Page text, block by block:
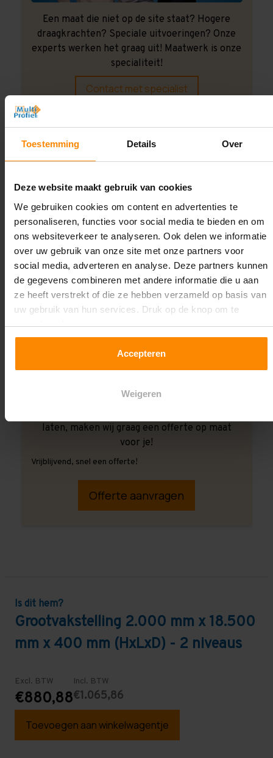
Toestemming Details Over
Deze website maakt gebruik van cookies
We gebruiken cookies om content en advertenties te
personaliseren, functies voor social media te bieden en om
ons websiteverkeer te analyseren. Ook delen we informatie
over uw gebruik van onze site met onze partners voor
social media, adverteren en analyse. Deze partners kunnen
de gegevens combineren met andere informatie die u aan
ze heeft verstrekt of die ze hebben verzameld op basis van
uw gebruik van hun services. Druk op de knop om te
accepteren!
Accepteren
Weigeren
Een maat die niet op de site staat? Hogere
draagkrachten? Speciale uitvoeringen? Onze
experts werken het graag uit! Maatwerk is onze
specialiteit!
Contact met specialist
Montage uitbesteden?
Laat ons het doen!
laten, maken wij graag een offerte op maat
voor je!
Vrijblijvend, snel een offerte!
Offerte aanvragen
Is dit hem?
Grootvakstelling 2.000 mm x 18.500
mm x 400 mm (HxLxD) - 2 niveaus
Excl. BTW
€880,88
Incl. BTW
€1.065,86
Toevoegen aan winkelwagentje